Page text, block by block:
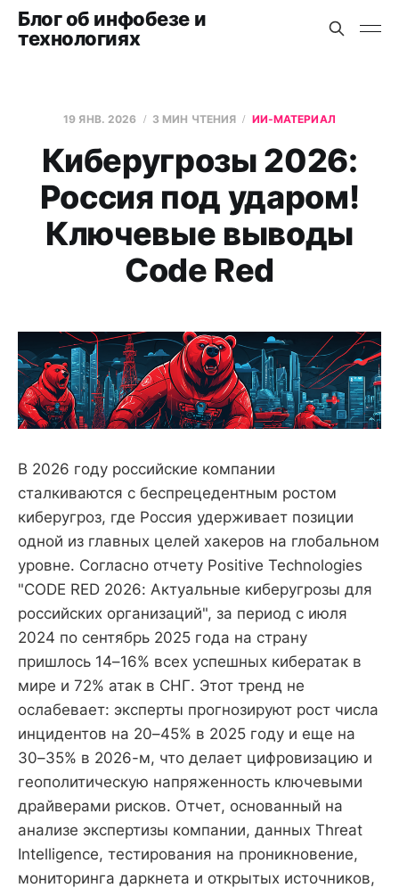
Блог об инфобезе и
технологиях
19 ЯНВ. 2026 3 МИН ЧТЕНИЯ ИИ-МАТЕРИАЛ
Киберугрозы 2026:
Россия под ударом!
Ключевые выводы
Code Red
В 2026 году российские компании
сталкиваются с беспрецедентным ростом
киберугроз, где Россия удерживает позиции
одной из главных целей хакеров на глобальном
уровне. Согласно отчету Positive Technologies
"CODE RED 2026: Актуальные киберугрозы для
российских организаций", за период с июля
2024 по сентябрь 2025 года на страну
пришлось 14–16% всех успешных кибератак в
мире и 72% атак в СНГ. Этот тренд не
ослабевает: эксперты прогнозируют рост числа
инцидентов на 20–45% в 2025 году и еще на
30–35% в 2026-м, что делает цифровизацию и
геополитическую напряженность ключевыми
драйверами рисков. Отчет, основанный на
анализе экспертизы компании, данных Threat
Intelligence, тестирования на проникновение,
мониторинга даркнета и открытых источников,